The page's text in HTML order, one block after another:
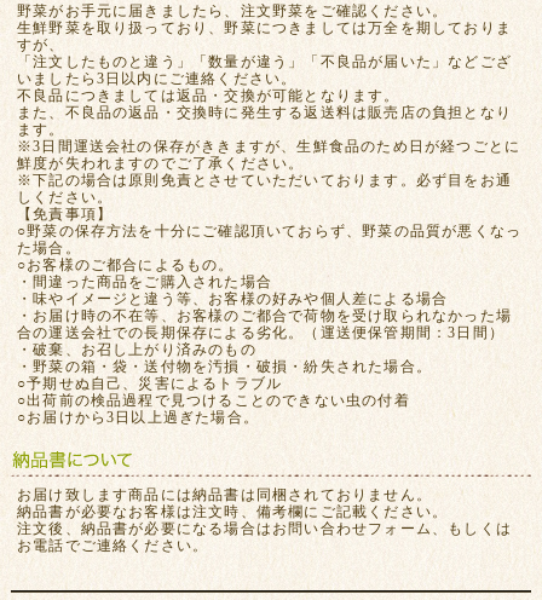
野菜がお手元に届きましたら、注文野菜をご確認ください。
生鮮野菜を取り扱っており、野菜につきましては万全を期しておりま
すが、
「注文したものと違う」「数量が違う」「不良品が届いた」などござ
いましたら3日以内にご連絡ください。
不良品につきましては返品・交換が可能となります。
また、不良品の返品・交換時に発生する返送料は販売店の負担となり
ます。
※3日間運送会社の保存がききますが、生鮮食品のため日が経つごとに
鮮度が失われますのでご了承ください。
※下記の場合は原則免責とさせていただいております。必ず目をお通
しください。
【免責事項】
○野菜の保存方法を十分にご確認頂いておらず、野菜の品質が悪くなっ
た場合。
○お客様のご都合によるもの。
・間違った商品をご購入された場合
・味やイメージと違う等、お客様の好みや個人差による場合
・お届け時の不在等、お客様のご都合で荷物を受け取られなかった場
合の運送会社での長期保存による劣化。（運送便保管期間：3日間）
・破棄、お召し上がり済みのもの
・野菜の箱・袋・送付物を汚損・破損・紛失された場合。
○予期せぬ自己、災害によるトラブル
○出荷前の検品過程で見つけることのできない虫の付着
○お届けから3日以上過ぎた場合。
お届け致します商品には納品書は同梱されておりません。
納品書が必要なお客様は注文時、備考欄にご記載ください。
注文後、納品書が必要になる場合はお問い合わせフォーム、もしくは
お電話でご連絡ください。